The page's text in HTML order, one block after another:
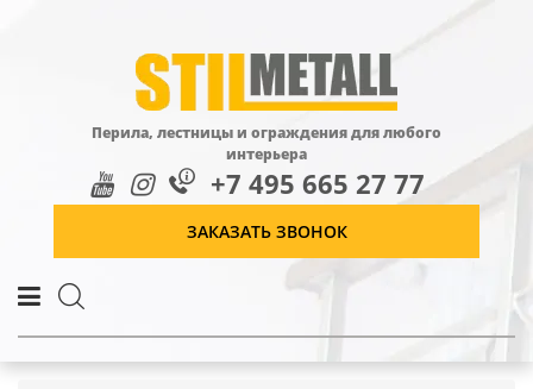
Перила, лестницы и ограждения для любого
интерьера
+7 495 665 27 77
ЗАКАЗАТЬ ЗВОНОК